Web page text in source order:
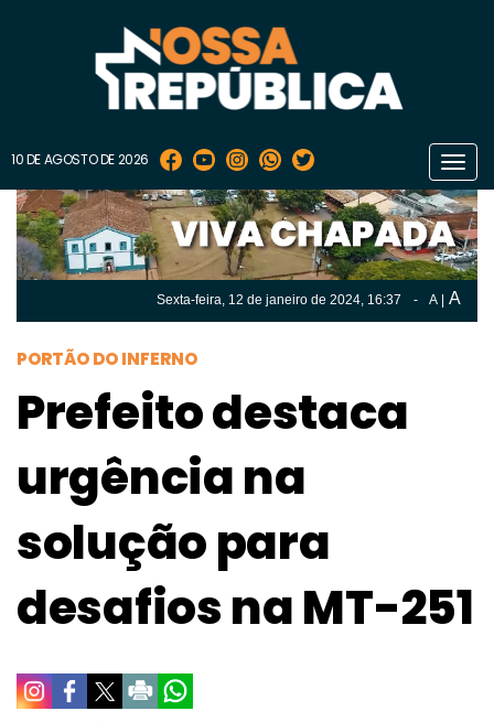
10 DE AGOSTO DE 2026
Sexta-feira, 12 de janeiro de 2024, 16:37 - A A
PORTÃO DO INFERNO
Prefeito destaca
urgência na
solução para
desafios na MT-251